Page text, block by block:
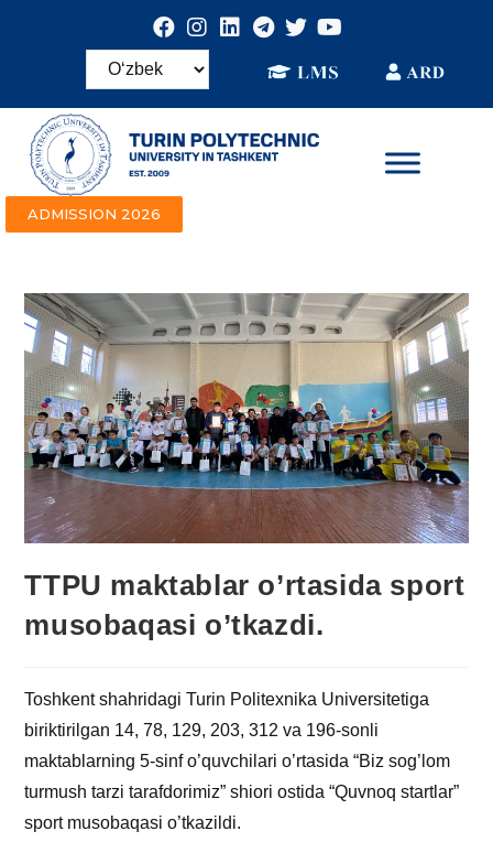
ADMISSION 2026
TTPU maktablar o’rtasida sport
musobaqasi o’tkazdi.
Toshkent shahridagi Turin Politexnika Universitetiga
biriktirilgan 14, 78, 129, 203, 312 va 196-sonli
maktablarning 5-sinf o’quvchilari o’rtasida “Biz sog’lom
turmush tarzi tarafdorimiz” shiori ostida “Quvnoq startlar”
sport musobaqasi o’tkazildi.